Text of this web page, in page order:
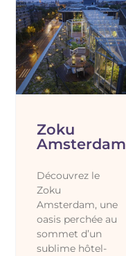
Zoku
Amsterdam
Découvrez le
Zoku
Amsterdam, une
oasis perchée au
sommet d’un
sublime hôtel-